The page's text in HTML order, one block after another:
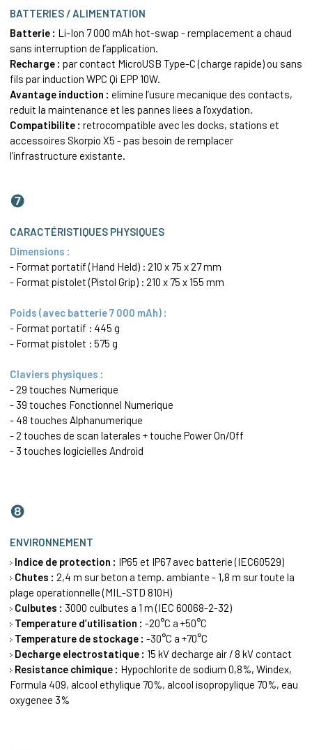
BATTERIES / ALIMENTATION
Batterie : Li-Ion 7 000 mAh hot-swap - remplacement a chaud
sans interruption de l’application.
Recharge : par contact MicroUSB Type-C (charge rapide) ou sans
fils par induction WPC Qi EPP 10W.
Avantage induction : elimine l’usure mecanique des contacts,
reduit la maintenance et les pannes liees a l’oxydation.
Compatibilite : retrocompatible avec les docks, stations et
accessoires Skorpio X5 - pas besoin de remplacer
l’infrastructure existante.
❼
CARACTÉRISTIQUES PHYSIQUES
Dimensions :
- Format portatif (Hand Held) : 210 x 75 x 27 mm
- Format pistolet (Pistol Grip) : 210 x 75 x 155 mm
Poids (avec batterie 7 000 mAh) :
- Format portatif : 445 g
- Format pistolet : 575 g
Claviers physiques :
- 29 touches Numerique
- 39 touches Fonctionnel Numerique
- 48 touches Alphanumerique
- 2 touches de scan laterales + touche Power On/Off
- 3 touches logicielles Android
❽
ENVIRONNEMENT
Indice de protection : IP65 et IP67 avec batterie (IEC60529)
Chutes : 2,4 m sur beton a temp. ambiante - 1,8 m sur toute la
plage operationnelle (MIL-STD 810H)
Culbutes : 3000 culbutes a 1 m (IEC 60068-2-32)
Temperature d’utilisation : -20°C a +50°C
Temperature de stockage : -30°C a +70°C
Decharge electrostatique : 15 kV decharge air / 8 kV contact
Resistance chimique : Hypochlorite de sodium 0,8%, Windex,
Formula 409, alcool ethylique 70%, alcool isopropylique 70%, eau
oxygenee 3%